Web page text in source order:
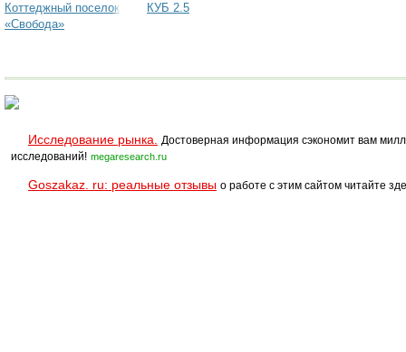
Коттеджный поселок
«Свобода»
КУБ 2.5
Исследование рынка.
Достоверная информация сэкономит вам
исследований! megaresearch.ru
Goszakaz. ru: реальные отзывы о работе с этим сайтом читайте